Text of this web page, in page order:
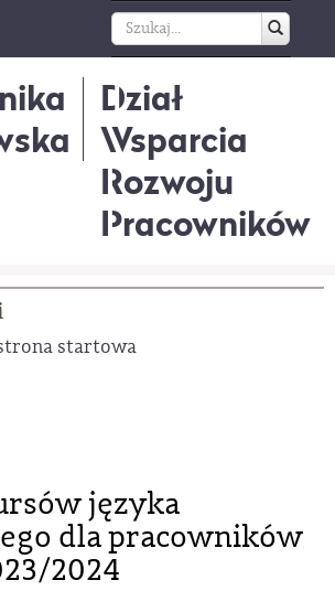
Dział
Wsparcia
Rozwoju
Pracowników
startowa
języka
dla pracowników
2024